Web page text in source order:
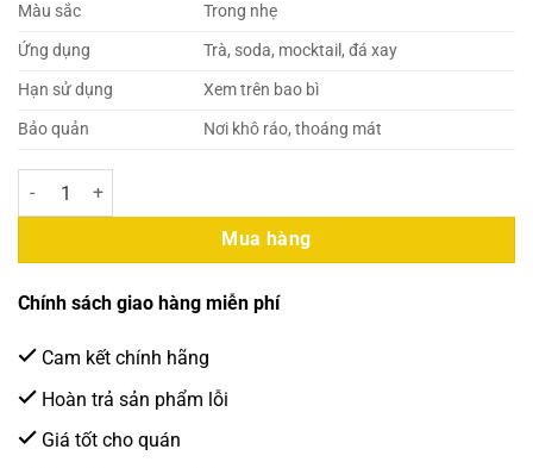
Màu sắc
Trong nhẹ
Ứng dụng
Trà, soda, mocktail, đá xay
Hạn sử dụng
Xem trên bao bì
Bảo quản
Nơi khô ráo, thoáng mát
Siro (Syrup) Mama Rosa Vải 700ml (12 Chai/Thùng) số lượng
Mua hàng
Chính sách giao hàng miễn phí
Cam kết chính hãng
Hoàn trả sản phẩm lỗi
Giá tốt cho quán